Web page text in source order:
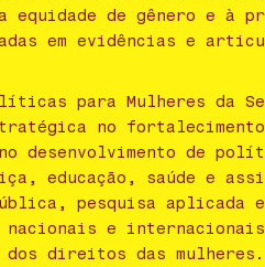
de gênero e à
em evidências e
para Mulheres da
no
desenvolvimento de
educação, saúde e
pesquisa aplicada
e
direitos das mulheres.